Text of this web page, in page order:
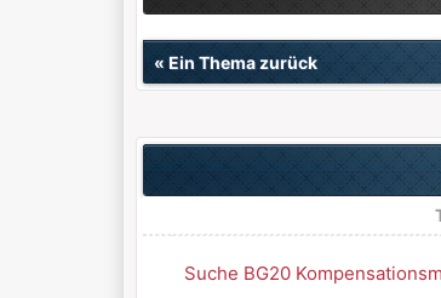
« Ein Thema zurück
Suche BG20